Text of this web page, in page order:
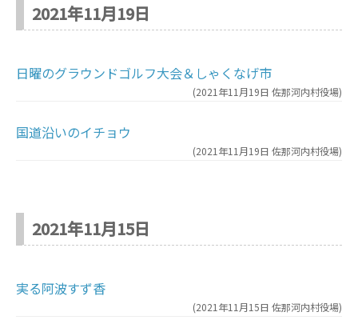
2021年11月19日
日曜のグラウンドゴルフ大会＆しゃくなげ市
(2021年11月19日 佐那河内村役場)
国道沿いのイチョウ
(2021年11月19日 佐那河内村役場)
2021年11月15日
実る阿波すず香
(2021年11月15日 佐那河内村役場)